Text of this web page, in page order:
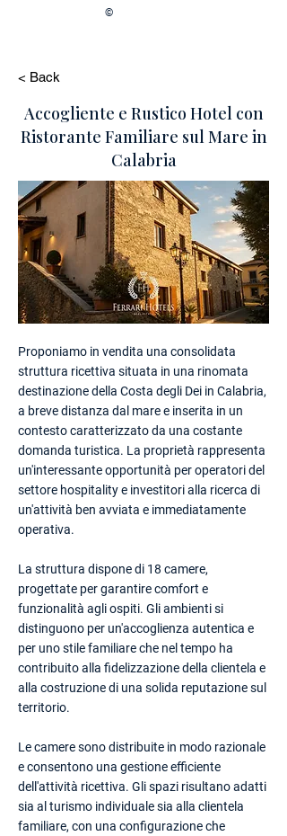
©
< Back
Accogliente e Rustico Hotel con
Ristorante Familiare sul Mare in
Calabria
Proponiamo in vendita una consolidata
struttura ricettiva situata in una rinomata
destinazione della Costa degli Dei in Calabria,
a breve distanza dal mare e inserita in un
contesto caratterizzato da una costante
domanda turistica. La proprietà rappresenta
un'interessante opportunità per operatori del
settore hospitality e investitori alla ricerca di
un'attività ben avviata e immediatamente
operativa.
La struttura dispone di 18 camere,
progettate per garantire comfort e
funzionalità agli ospiti. Gli ambienti si
distinguono per un'accoglienza autentica e
per uno stile familiare che nel tempo ha
contribuito alla fidelizzazione della clientela e
alla costruzione di una solida reputazione sul
territorio.
Le camere sono distribuite in modo razionale
e consentono una gestione efficiente
dell'attività ricettiva. Gli spazi risultano adatti
sia al turismo individuale sia alla clientela
familiare, con una configurazione che